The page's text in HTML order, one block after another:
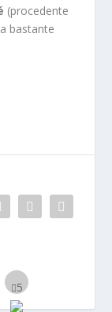
(procedente
bastante